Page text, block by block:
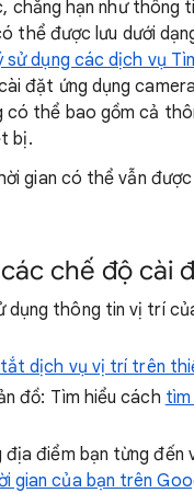
chẳng hạn như thông
thể được lưu dưới
dụng các dịch vụ
đặt ứng dụng
có thể bao gồm cả
bị.
gian có thể vẫn
chế độ cài
dụng thông tin vị trí
dịch vụ vị trí trên
đồ: Tìm hiểu cách
địa điểm bạn từng
gian của bạn trên